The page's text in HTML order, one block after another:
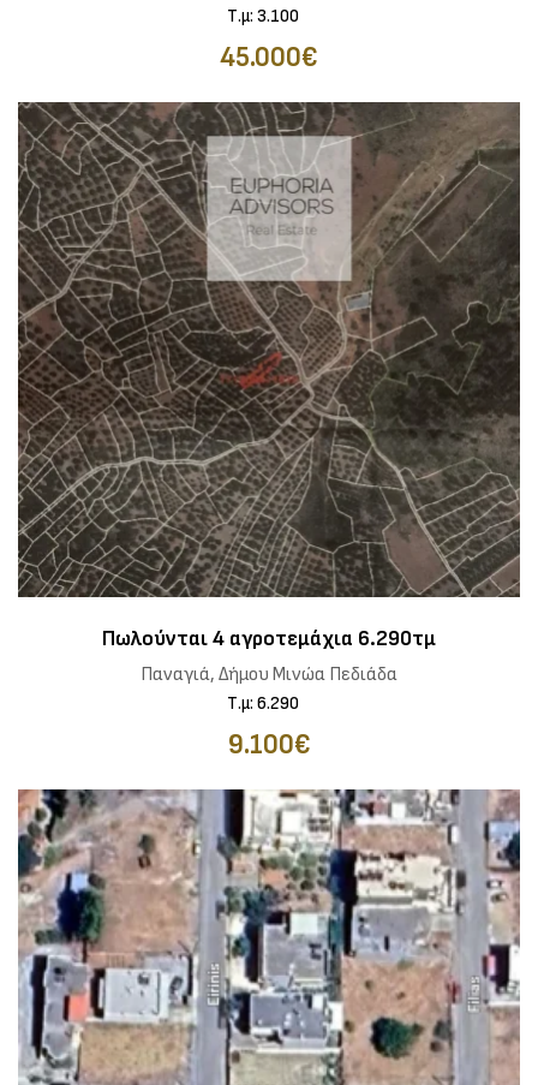
Τ.μ: 3.100
45.000€
Πωλούνται 4 αγροτεμάχια 6.290τμ
Παναγιά, Δήμου Μινώα Πεδιάδα
Τ.μ: 6.290
9.100€